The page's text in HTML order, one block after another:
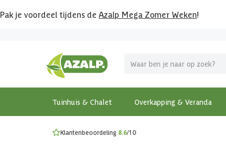
Pak je voordeel tijdens de Azalp Mega Zomer Weken!
Tuinhuis & Chalet Overkapping & Veranda
MEGA zomer kortingen op overkappingen en tuinhuizen!
Bekijk de actiemodellen
Gratis wandplankset
Ontdek onze metalen overkappingen
Klantenbeoordeling 8.6/10